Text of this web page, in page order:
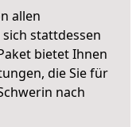
allen
stattdessen
bietet Ihnen
die Sie für
nach